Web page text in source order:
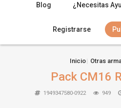
Blog ¿Necesitas
Registrarse
ARMAS CORTAS
Inicio Otras
Pack CM16
1949347580-0922 949